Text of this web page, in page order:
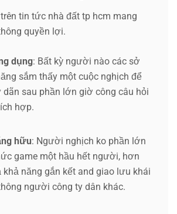
tin tức nhà đất tp hcm mang
quyền lợi.
dụng: Bất kỳ người nào các sở
sắm thấy một cuộc nghịch để
sau phần lớn giờ công câu hỏi
hợp.
hữu: Người nghịch ko phần lớn
game một hầu hết người, hơn
khả năng gắn kết and giao lưu khái
người công ty dân khác.